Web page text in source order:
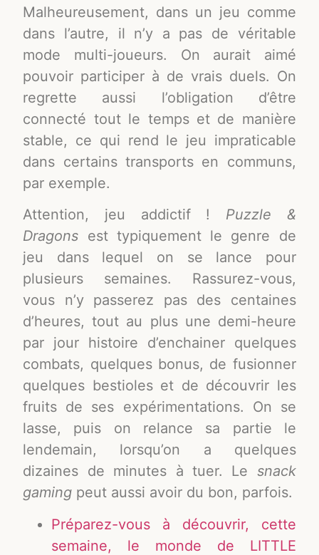
Malheureusement, dans un jeu comme
dans l’autre, il n’y a pas de véritable
mode multi-joueurs. On aurait aimé
pouvoir participer à de vrais duels. On
regrette aussi l’obligation d’être
connecté tout le temps et de manière
stable, ce qui rend le jeu impraticable
dans certains transports en communs,
par exemple.
Attention, jeu addictif ! Puzzle &
Dragons est typiquement le genre de
jeu dans lequel on se lance pour
plusieurs semaines. Rassurez-vous,
vous n’y passerez pas des centaines
d’heures, tout au plus une demi-heure
par jour histoire d’enchainer quelques
combats, quelques bonus, de fusionner
quelques bestioles et de découvrir les
fruits de ses expérimentations. On se
lasse, puis on relance sa partie le
lendemain, lorsqu’on a quelques
dizaines de minutes à tuer. Le snack
gaming peut aussi avoir du bon, parfois.
Préparez-vous à découvrir, cette
semaine, le monde de LITTLE